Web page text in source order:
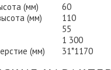
(мм)
60
(мм)
110
55
1 300
(мм)
31*1170